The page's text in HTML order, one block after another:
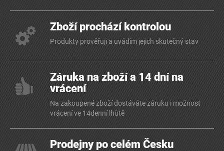
Zboží prochází kontrolou
Produkty prověřuji a uvádím jejich skutečný stav
Záruka na zboží a 14 dní na
vrácení
Na zakoupené zboží dostáváte záruku i možnost
vrácení ve 14denní lhůtě
Prodejny po celém Česku